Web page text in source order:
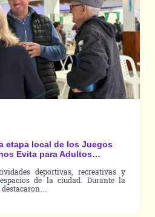
etapa local de los Juegos
Evita para Adultos…
deportivas, recreativas y
de la ciudad. Durante la